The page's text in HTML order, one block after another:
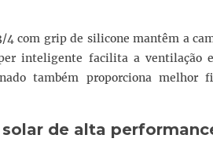
4 com grip de silicone mantêm a
inteligente facilita a ventilação
também proporciona melhor
de alta